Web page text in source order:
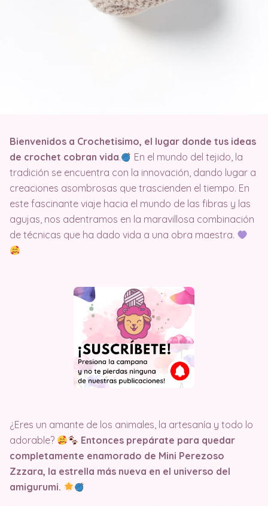
Bienvenidos a Crochetisimo, el lugar donde tus ideas
de crochet cobran vida.
En el mundo del tejido, la
tradición se encuentra con la innovación, dando lugar a
creaciones asombrosas que trascienden el tiempo. En
este fascinante viaje hacia el mundo de las fibras y las
agujas, nos adentramos en la maravillosa combinación
de técnicas que ha dado vida a una obra maestra.
¿Eres un amante de los animales, la artesanía y todo lo
adorable?
Entonces prepárate para quedar
completamente enamorado de Mini Perezoso
Zzzara, la estrella más nueva en el universo del
amigurumi.